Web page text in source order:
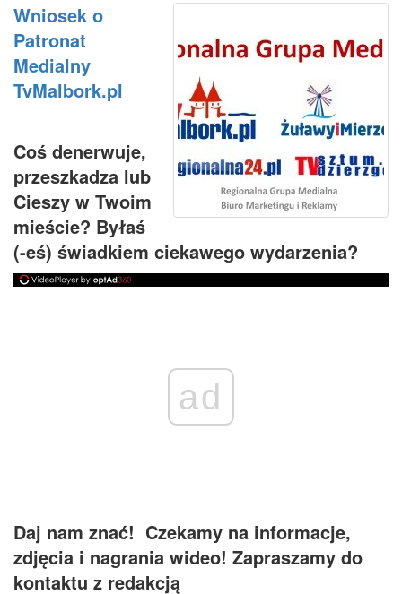
Wniosek o
Patronat
Medialny
TvMalbork.pl
Coś denerwuje,
przeszkadza lub
Cieszy w Twoim
mieście? Byłaś
(-eś) świadkiem ciekawego wydarzenia?
ad
Daj nam znać! Czekamy na informacje,
zdjęcia i nagrania wideo! Zapraszamy do
kontaktu z redakcją